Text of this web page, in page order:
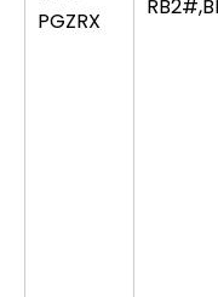
PGZRX